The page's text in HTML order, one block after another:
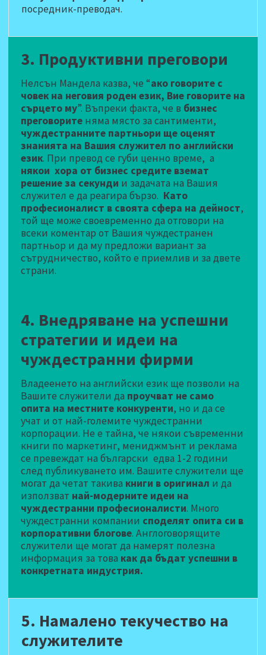
посредник-преводач.
3. Продуктивни преговори
Нелсън Мандела казва, че “ако говорите с
човек на неговия роден език, Вие говорите на
сърцето му”. Въпреки факта, че в бизнес
преговорите няма място за сантименти,
чуждестранните партньори ще оценят
знанията на Вашия служител по английски
език. При превод се губи ценно време, а
някои хора от бизнес средите вземат
решение за секунди и задачата на Вашия
служител е да реагира бързо. Като
професионалист в своята сфера на дейност,
той ще може своевременно да отговори на
всеки коментар от Вашия чуждестранен
партньор и да му предложи вариант за
сътрудничество, който е приемлив и за двете
страни.
4. Внедряване на успешни
стратегии и идеи на
чуждестранни фирми
Владеенето на английски език ще позволи на
Вашите служители да проучват не само
опита на местните конкуренти, но и да се
учат и от най-големите чуждестранни
корпорации. Не е тайна, че някои съвременни
книги по маркетинг, мениджмънт и реклама
се превеждат на български едва 1-2 години
след публикуването им. Вашите служители ще
могат да четат такива книги в оригинал и да
използват най-модерните идеи на
чуждестранни професионалисти. Много
чуждестранни компании споделят опита си в
корпоративни блогове. Англоговорящите
служители ще могат да намерят полезна
информация за това как да бъдат успешни в
конкретната индустрия.
5. Намалено текучество на
служителите